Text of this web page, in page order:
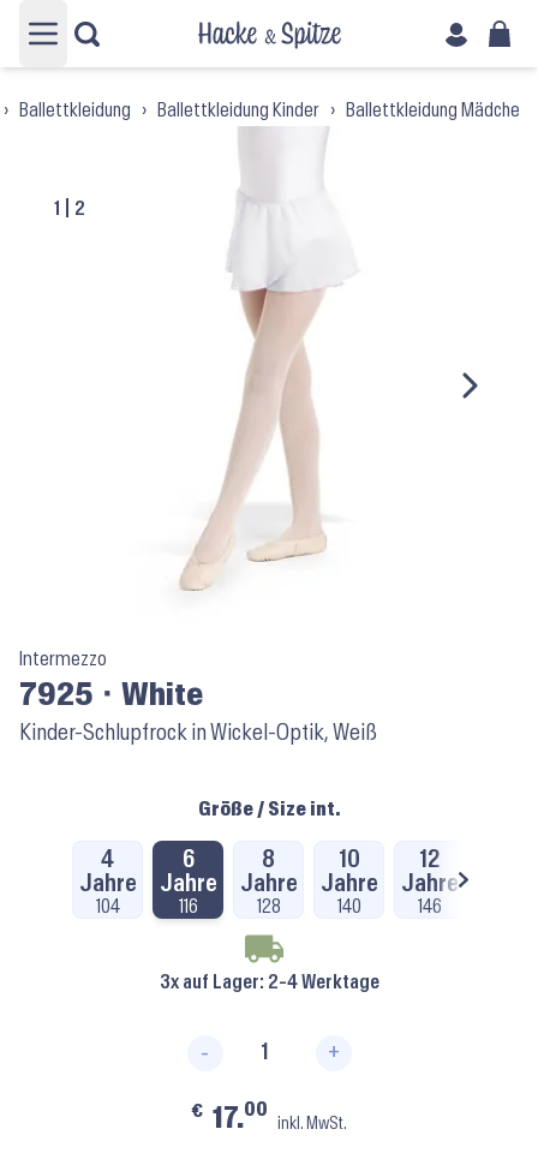
Hauptmenü öffnen
› Ballettkleidung › Ballettkleidung Kinder › Ballettkleidung Mädchen
1 2
Intermezzo
7925 ⬝ White
Kinder-Schlupfrock in Wickel-Optik, Weiß
Größe / Size int.
4
Jahre
104
6
Jahre
116
8
Jahre
128
10
Jahre
140
12
Jahre
146
3x auf Lager: 2-4 Werktage
- +
€ 17.00
inkl. MwSt.